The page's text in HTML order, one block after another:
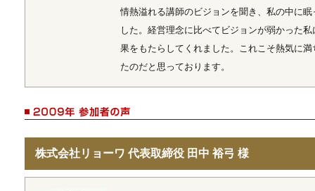
情熱溢れる講師のビジョンを聞き、私の中に
した。経営理念に比べてビジョンが弱かった
果をもたらしてくれました。これこそ熱気に
たのだと思っております。
株式会社リョーワ 代表取締役 田中 裕弓 様